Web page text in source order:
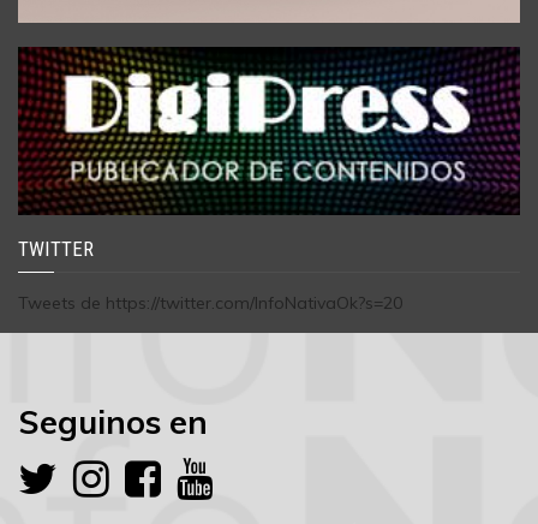
TWITTER
Tweets de https://twitter.com/InfoNativaOk?s=20
Seguinos en